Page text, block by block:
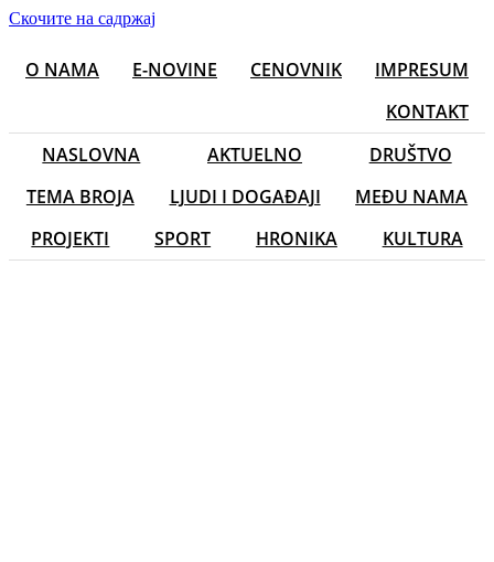
Скочите на садржај
O NAMA E-NOVINE CENOVNIK
IMPRESUM
KONTAKT
NASLOVNA
AKTUELNO
DRUŠTVO
TEMA BROJA
LJUDI I DOGAĐAJI
MEĐU NAMA
PROJEKTI
SPORT HRONIKA KULTURA